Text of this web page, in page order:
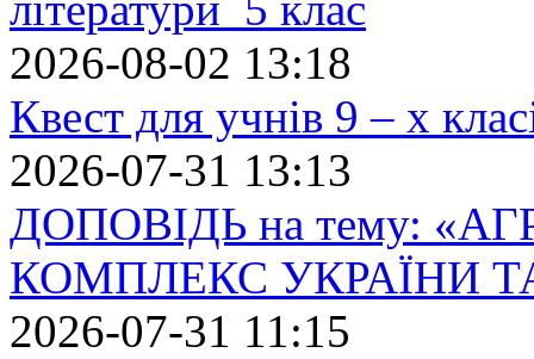
2026-08-02 13:18
Квест для учнів 9 – х
2026-07-31 13:13
ДОПОВІДЬ на тему:
КОМПЛЕКС УКРАЇНИ
2026-07-31 11:15